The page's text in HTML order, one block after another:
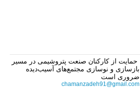
حمایت از کارکنان صنعت پتروشیمی در مسیر
بازسازی و نوسازی مجتمع‌های آسیب‌دیده
ضروری است
chamanzadeh91@gmail.com